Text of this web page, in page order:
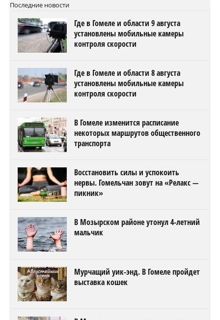
Последние новости
Где в Гомеле и области 9 августа
установлены мобильные камеры
контроля скорости
Где в Гомеле и области 8 августа
установлены мобильные камеры
контроля скорости
В Гомеле изменится расписание
некоторых маршрутов общественного
транспорта
Восстановить силы и успокоить
нервы. Гомельчан зовут на «Релакс —
пикник»
В Мозырском районе утонул 4-летний
мальчик
Мурчащий уик-энд. В Гомеле пройдет
выставка кошек